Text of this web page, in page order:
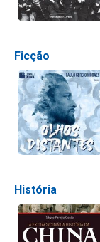
Ficção
História